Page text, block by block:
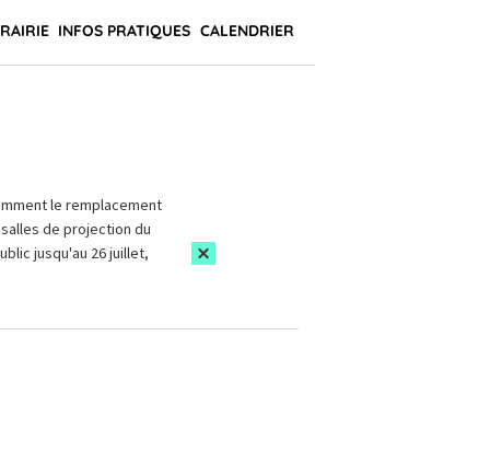
INFOS PRATIQUES CALENDRIER
le remplacement
de projection du
jusqu'au 26 juillet,